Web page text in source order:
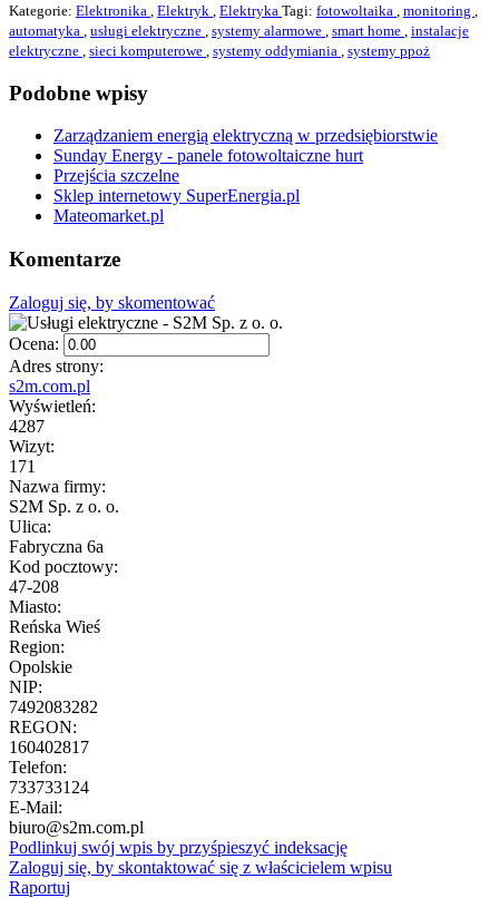
Kategorie: Elektronika Elektryk Elektryka Tagi: fotowoltaika monitoring
automatyka
usługi elektryczne systemy alarmowe smart home instalacje
elektryczne sieci komputerowe systemy oddymiania systemy ppoż
Podobne wpisy
Zarządzaniem energią elektryczną w przedsiębiorstwie
Sunday Energy - panele fotowoltaiczne hurt
Przejścia szczelne
Sklep internetowy SuperEnergia.pl
Mateomarket.pl
Komentarze
Zaloguj się, by skomentować
Ocena:
Adres strony:
s2m.com.pl
Wyświetleń:
4287
Wizyt:
171
Nazwa firmy:
S2M Sp. z o. o.
Ulica:
Fabryczna 6a
Kod pocztowy:
47-208
Miasto:
Reńska Wieś
Region:
Opolskie
NIP:
7492083282
REGON:
160402817
Telefon:
733733124
E-Mail:
biuro@s2m.com.pl
Podlinkuj swój wpis by przyśpieszyć indeksację
Zaloguj się, by skontaktować się z właścicielem wpisu
Raportuj